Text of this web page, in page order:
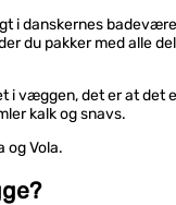
i danskernes
du pakker med alle
i væggen, det er at det
kalk og snavs.
og Vola.